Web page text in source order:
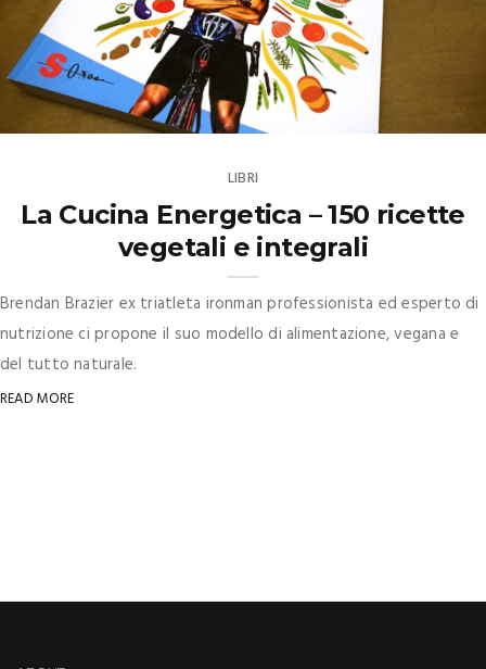
LIBRI
La Cucina Energetica – 150 ricette
vegetali e integrali
Brendan Brazier ex triatleta ironman professionista ed esperto di
nutrizione ci propone il suo modello di alimentazione, vegana e
del tutto naturale.
READ MORE